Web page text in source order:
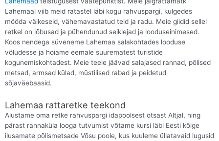
Lahemaal viib meid ratastel läbi kogu rahvuspargi, kulgedes
mööda väikeseid, vähemavastatud teid ja radu. Meie giidid sellel
retkel on lõbusad ja pühendunud seiklejad ja looduseinimesed.
Koos nendega süveneme Lahemaa salakohtades looduse
võludesse ja hoiame eemale suurematest turistide
kogunemiskohtadest. Meie teele jäävad salajased rannad, põlised
metsad, armsad külad, müstilised rabad ja peidetud
sõjaväebaasid.
Lahemaa rattaretke teekond
Alustame oma retke rahvuspargi idapoolsest otsast Altjal, ning
pärast rannaküla looga tutvumist võtame kursi läbi Eesti kõige
ilusamate põlismetsade Võsu poole, kus kuuleme üllatavaid lugusid